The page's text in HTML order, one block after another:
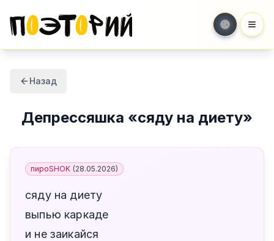
Назад
Депрессяшка «сяду на диету»
пироSHOK (28.05.2026)
сяду на диету
выпью каркаде
и не заикайся